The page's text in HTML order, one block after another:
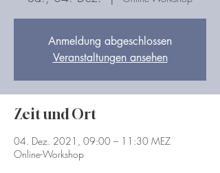
Anmeldung abgeschlossen
Veranstaltungen ansehen
Zeit und Ort
04. Dez. 2021, 09:00 – 11:30 MEZ
Online-Workshop